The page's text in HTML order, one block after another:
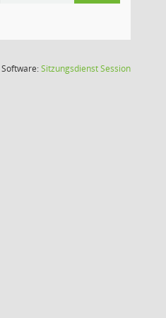
Software:SitzungsdienstSession(Wird in